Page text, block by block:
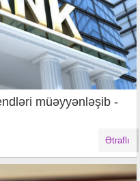
müəyyənləşib -
Ətraflı